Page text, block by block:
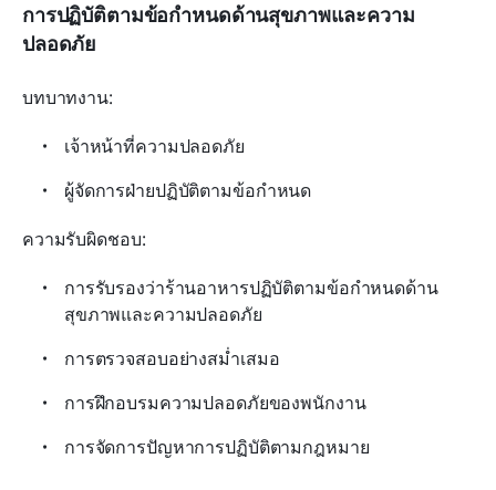
การปฏิบัติตามข้อกำหนดด้านสุขภาพและความ
ปลอดภัย
บทบาทงาน:
เจ้าหน้าที่ความปลอดภัย
ผู้จัดการฝ่ายปฏิบัติตามข้อกำหนด
ความรับผิดชอบ:
การรับรองว่าร้านอาหารปฏิบัติตามข้อกำหนดด้าน
สุขภาพและความปลอดภัย
การตรวจสอบอย่างสม่ำเสมอ
การฝึกอบรมความปลอดภัยของพนักงาน
การจัดการปัญหาการปฏิบัติตามกฎหมาย